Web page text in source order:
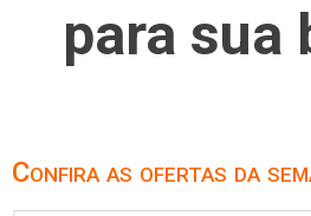
para sua
Confira as ofertas da